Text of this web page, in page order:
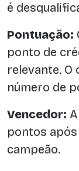
é
Pontuação:
ponto de
relevante.
número de
Vencedor:
pontos
campeão.